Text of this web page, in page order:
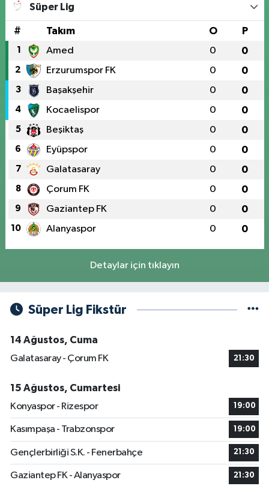
Süper Lig
# Takım O P
1 Amed 0 0
2 Erzurumspor FK 0 0
3 Başakşehir 0 0
4 Kocaelispor 0 0
5 Beşiktaş 0 0
6 Eyüpspor 0 0
7 Galatasaray 0 0
8 Çorum FK 0 0
9 Gaziantep FK 0 0
10 Alanyaspor 0 0
Detaylar için tıklayın
Süper Lig Fikstür
14 Ağustos, Cuma
Galatasaray - Çorum FK
21:30
15 Ağustos, Cumartesi
Konyaspor - Rizespor
19:00
Kasımpaşa - Trabzonspor 19:00
Gençlerbirliği S.K. - Fenerbahçe 21:30
Gaziantep FK - Alanyaspor 21:30